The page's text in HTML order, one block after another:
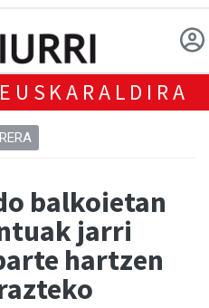
balkoietan
jarri
hartzen